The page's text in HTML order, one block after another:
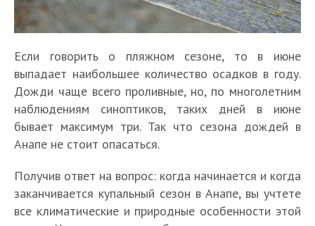
Если говорить о пляжном сезоне, то в июне
выпадает наибольшее количество осадков в году.
Дожди чаще всего проливные, но, по многолетним
наблюдениям синоптиков, таких дней в июне
бывает максимум три. Так что сезона дождей в
Анапе не стоит опасаться.
Получив ответ на вопрос: когда начинается и когда
заканчивается купальный сезон в Анапе, вы учтете
все климатические и природные особенности этой